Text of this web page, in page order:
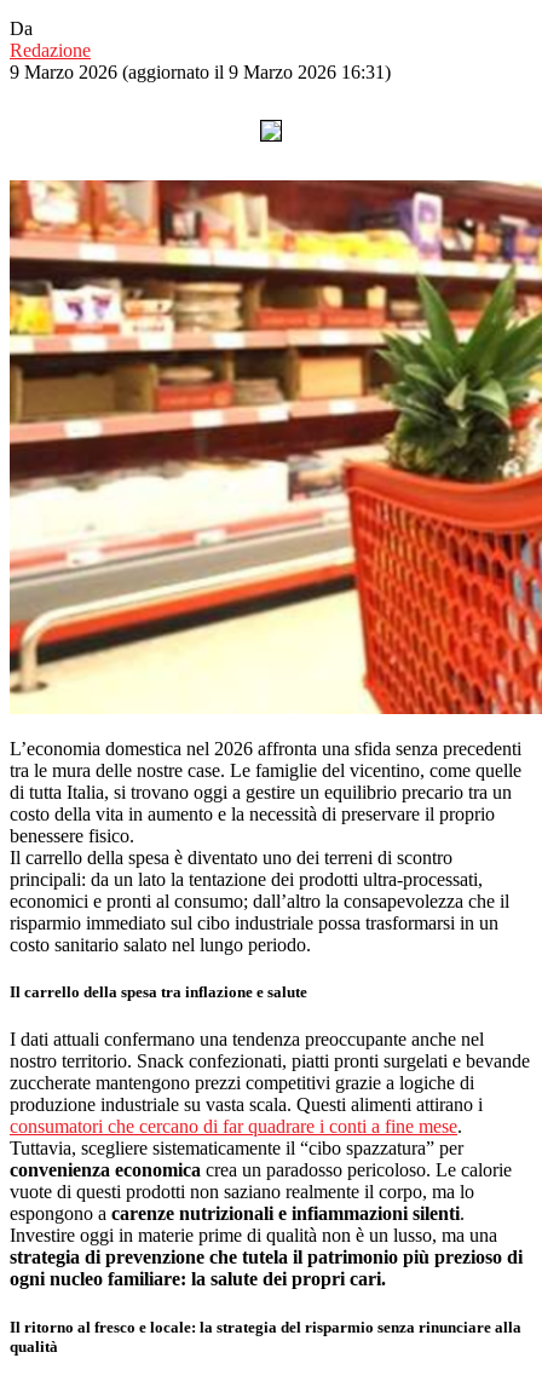
Da
Redazione
9 Marzo 2026 (aggiornato il 9 Marzo 2026 16:31)
L’economia domestica nel 2026 affronta una sfida senza precedenti
tra le mura delle nostre case. Le famiglie del vicentino, come quelle
di tutta Italia, si trovano oggi a gestire un equilibrio precario tra un
costo della vita in aumento e la necessità di preservare il proprio
benessere fisico.
Il carrello della spesa è diventato uno dei terreni di scontro
principali: da un lato la tentazione dei prodotti ultra-processati,
economici e pronti al consumo; dall’altro la consapevolezza che il
risparmio immediato sul cibo industriale possa trasformarsi in un
costo sanitario salato nel lungo periodo.
Il carrello della spesa tra inflazione e salute
I dati attuali confermano una tendenza preoccupante anche nel
nostro territorio. Snack confezionati, piatti pronti surgelati e bevande
zuccherate mantengono prezzi competitivi grazie a logiche di
produzione industriale su vasta scala. Questi alimenti attirano i
consumatori che cercano di far quadrare i conti a fine mese.
Tuttavia, scegliere sistematicamente il “cibo spazzatura” per
convenienza economica crea un paradosso pericoloso. Le calorie
vuote di questi prodotti non saziano realmente il corpo, ma lo
espongono a carenze nutrizionali e infiammazioni silenti.
Investire oggi in materie prime di qualità non è un lusso, ma una
strategia di prevenzione che tutela il patrimonio più prezioso di
ogni nucleo familiare: la salute dei propri cari.
Il ritorno al fresco e locale: la strategia del risparmio senza rinunciare alla
qualità